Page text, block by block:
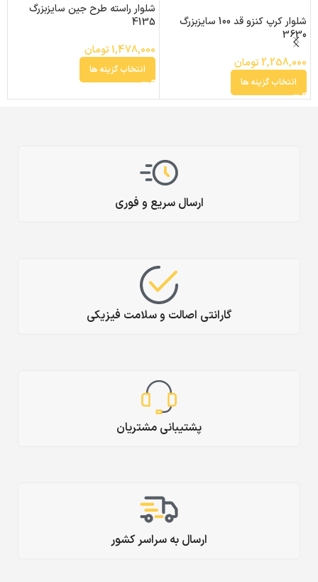
شلوار کرپ کنزو قد 100 سایزبزرگ
3630
2,258,000تومان
انتخاب گزینه ها
شلوار راسته طرح جین سایزبزرگ
4135
1,478,000تومان
انتخاب گزینه ها
ارسال سریع و فوری
گارانتی اصالت و سلامت فیزیکی
پشتیبانی مشتریان
ارسال به سراسر کشور